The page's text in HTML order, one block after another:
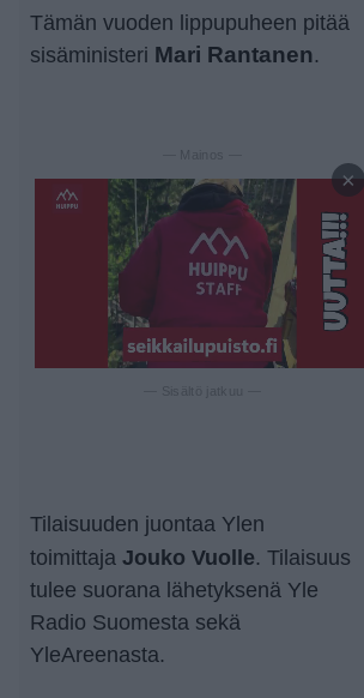
Tämän vuoden lippupuheen pitää
sisäministeri Mari Rantanen.
— Mainos —
×
Tilaisuuden juontaa Ylen
toimittaja Jouko Vuolle. Tilaisuus
tulee suorana lähetyksenä Yle
Radio Suomesta sekä
YleAreenasta.